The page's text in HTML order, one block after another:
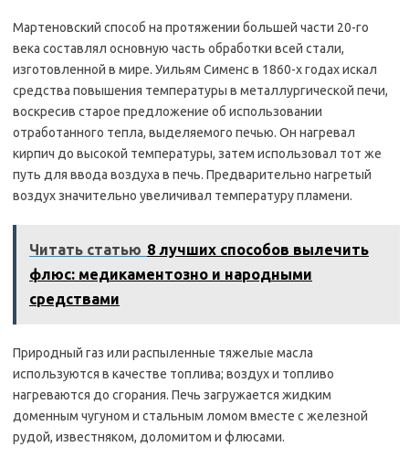
Мартеновский способ на протяжении большей части 20-го
века составлял основную часть обработки всей стали,
изготовленной в мире. Уильям Сименс в 1860-х годах искал
средства повышения температуры в металлургической печи,
воскресив старое предложение об использовании
отработанного тепла, выделяемого печью. Он нагревал
кирпич до высокой температуры, затем использовал тот же
путь для ввода воздуха в печь. Предварительно нагретый
воздух значительно увеличивал температуру пламени.
Читать статью 8 лучших способов вылечить
флюс: медикаментозно и народными
средствами
Природный газ или распыленные тяжелые масла
используются в качестве топлива; воздух и топливо
нагреваются до сгорания. Печь загружается жидким
доменным чугуном и стальным ломом вместе с железной
рудой, известняком, доломитом и флюсами.